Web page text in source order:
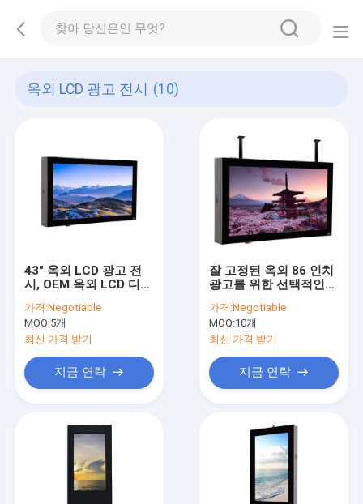
옥외 LCD 광고 전시 (10)
43" 옥외 LCD 광고 전
시, OEM 옥외 LCD 디지
6ms 응답
가격:Negotiable
MOQ:5개
최신 가격 받기
지금 연락
잘 고정된 옥외 86 인치
광고를 위한 선택적인
가격:Negotiable
MOQ:10개
최신 가격 받기
지금 연락